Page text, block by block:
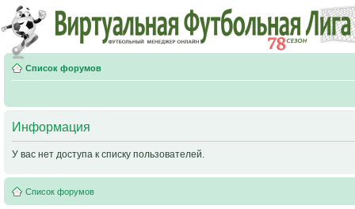
Список форумов
Информация
У вас нет доступа к списку пользователей.
Список форумов